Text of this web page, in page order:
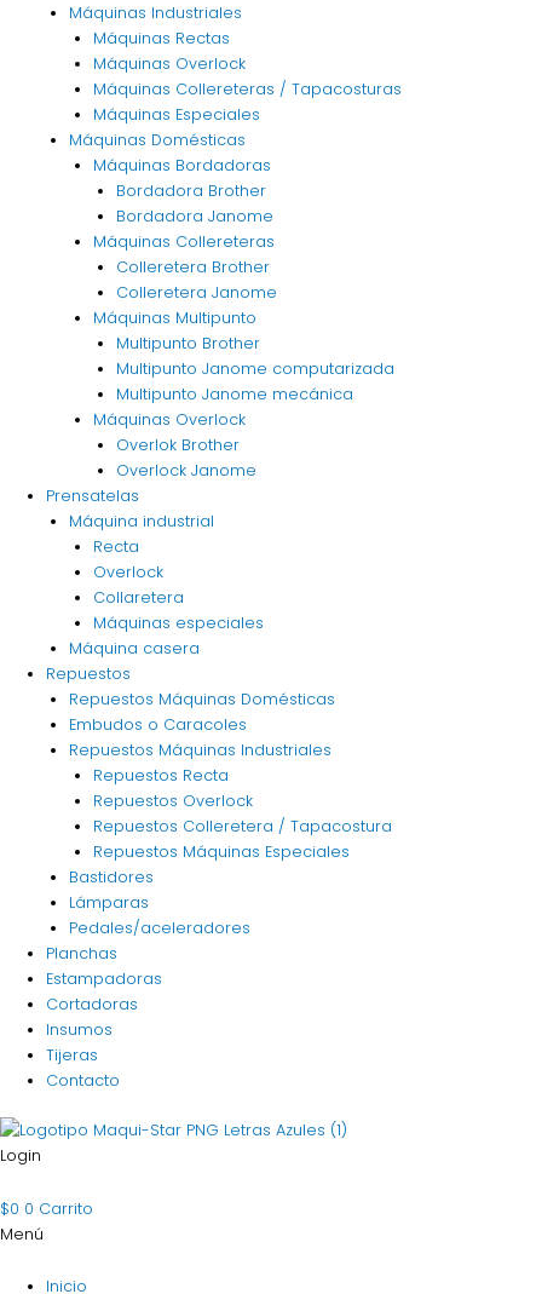
Máquinas Industriales
Máquinas Rectas
Máquinas Overlock
Máquinas Collereteras / Tapacosturas
Máquinas Especiales
Máquinas Domésticas
Máquinas Bordadoras
Bordadora Brother
Bordadora Janome
Máquinas Collereteras
Colleretera Brother
Colleretera Janome
Máquinas Multipunto
Multipunto Brother
Multipunto Janome computarizada
Multipunto Janome mecánica
Máquinas Overlock
Overlok Brother
Overlock Janome
Prensatelas
Máquina industrial
Recta
Overlock
Collaretera
Máquinas especiales
Máquina casera
Repuestos
Repuestos Máquinas Domésticas
Embudos o Caracoles
Repuestos Máquinas Industriales
Repuestos Recta
Repuestos Overlock
Repuestos Colleretera / Tapacostura
Repuestos Máquinas Especiales
Bastidores
Lámparas
Pedales/aceleradores
Planchas
Estampadoras
Cortadoras
Insumos
Tijeras
Contacto
Login
$0 0 Carrito
Menú
Inicio